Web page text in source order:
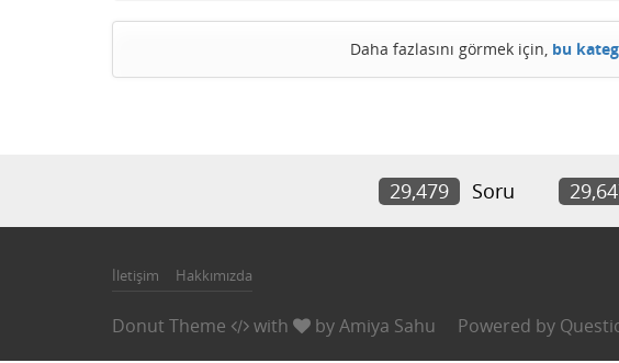
Daha fazlasını görmek için, bu
29,479 Soru
İletişim Hakkımızda
Donut Theme with byAmiya Sahu Powered by